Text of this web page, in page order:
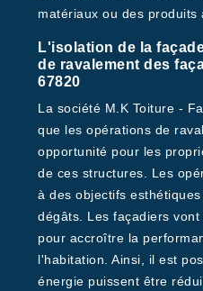
matériaux ou des produits
L'isolation de la
de ravalement des
67820
La société M.K Toiture -
que les opérations de
opportunité pour les
de ces structures. Les
à des objectifs
dégâts. Les façadiers
pour accroître la
l'habitation. Ainsi, il est
énergie puissent être